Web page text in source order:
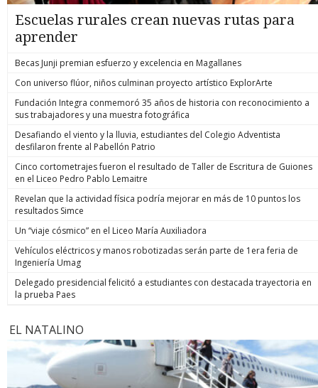
Escuelas rurales crean nuevas rutas para
aprender
Becas Junji premian esfuerzo y excelencia en Magallanes
Con universo flúor, niños culminan proyecto artístico ExplorArte
Fundación Integra conmemoró 35 años de historia con reconocimiento a
sus trabajadores y una muestra fotográfica
Desafiando el viento y la lluvia, estudiantes del Colegio Adventista
desfilaron frente al Pabellón Patrio
Cinco cortometrajes fueron el resultado de Taller de Escritura de Guiones
en el Liceo Pedro Pablo Lemaitre
Revelan que la actividad física podría mejorar en más de 10 puntos los
resultados Simce
Un “viaje cósmico” en el Liceo María Auxiliadora
Vehículos eléctricos y manos robotizadas serán parte de 1era feria de
Ingeniería Umag
Delegado presidencial felicitó a estudiantes con destacada trayectoria en
la prueba Paes
EL NATALINO